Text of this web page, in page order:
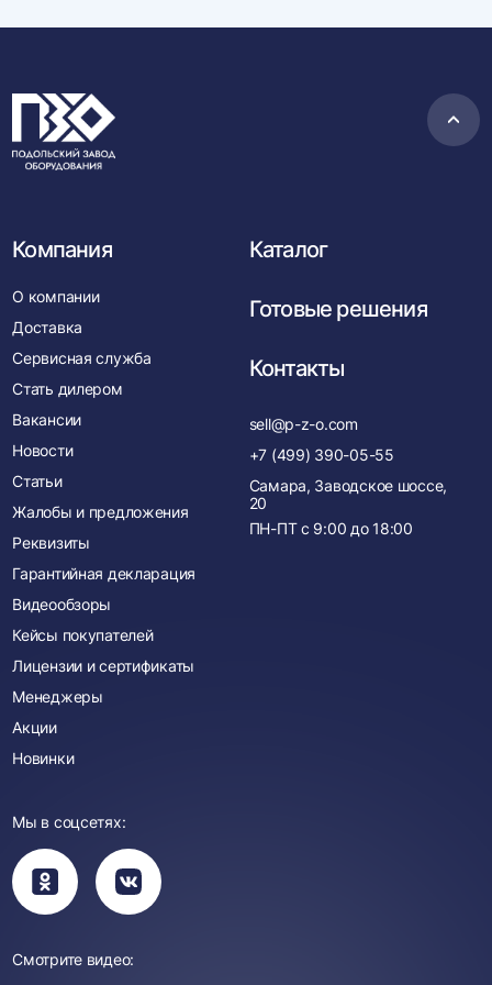
в
Компания
О компании
Доставка
Сервисная служба
Стать дилером
Вакансии
Новости
Статьи
Жалобы и предложения
Реквизиты
Гарантийная декларация
Видеообзоры
Кейсы покупателей
Лицензии и сертификаты
Менеджеры
Акции
Новинки
Каталог
Готовые решения
Контакты
sell@p-z-o.com
+7 (499) 390-05-55
Самара, Заводское шоссе,
20
ПН-ПТ с 9:00 до 18:00
Мы в соцсетях:
Вы
перейдете
в
группу
Вы
перейдете
в
группу
Смотрите видео: